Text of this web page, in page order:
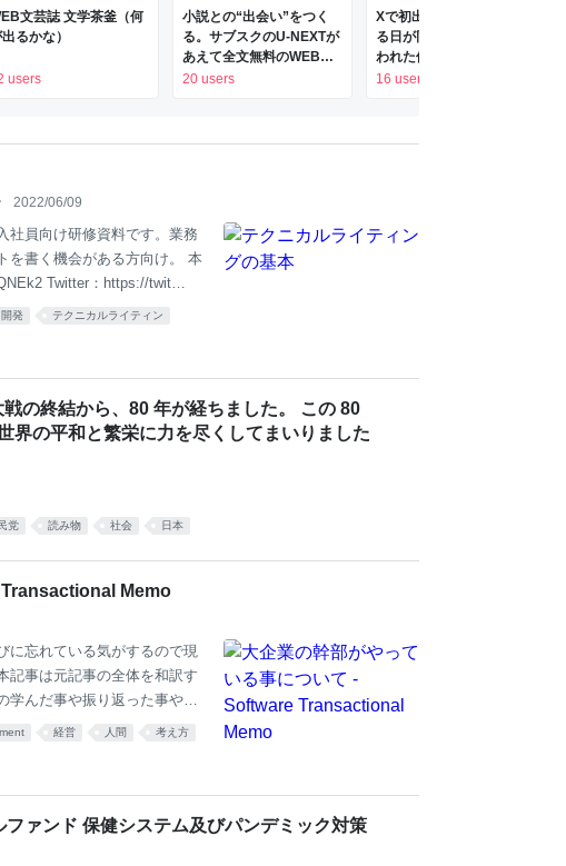
文芸誌 文学茶釜（何
るかな）
users
小説との“出会い”をつく
る。サブスクのU-NEXTが
あえて全文無料のWEB文
芸誌「文学茶釜」を作った
20 users
Xで初出勤日と新人を迎え
る日が同じで同一人物と疑
われた件、当日になって同
じ会社だったことが判明…
16 users
2022/06/09
社員向け研修資料です。業務
を書く機会がある方向け。 本
Twitter：https://twit…
開発 テクニカルライティン
の終結から、80 年が経ちました。 この 80
界の平和と繁栄に力を尽くしてまいりました
党 読み物 社会 日本
Transactional Memo
に忘れている気がするので現
記事は元記事の全体を和訳す
んだ事や振り返った事や噛
元記事の主張と一致している
と価値を定義して強制し、良
経営 人間 考え方
ァンド 保健システム及びパンデミック対策